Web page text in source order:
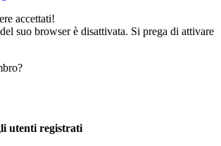
accettati!
suo browser è disattivata. Si prega di attivare
utenti registrati